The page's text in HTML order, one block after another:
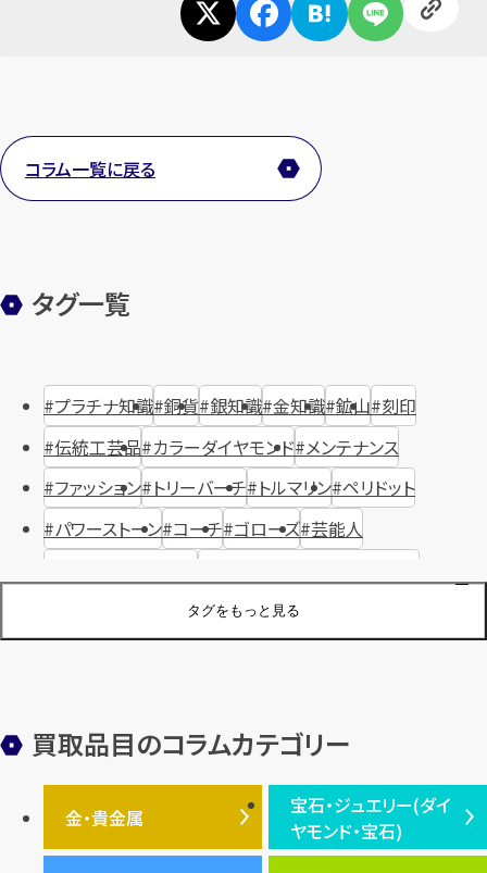
コラム一覧に戻る
タグ一覧
タグをもっと見る
プラチナ知識 銅貨 銀知識 金知識 鉱山 刻印
伝統工芸品 カラーダイヤモンド メンテナンス
ファッション トリーバーチ トルマリン ペリドット
パワーストーン コーチ ゴローズ 芸能人
ジュエリーブランド オーデマピゲ
装飾品 オメガ シュプリーム ウブロ
エルメス ダイヤモンド ルイ・ヴィトン 豆知識 カルティエ
投資 金地金 金価格・相場 グッチ 買取 プラダ
買取品目のコラムカテゴリー
金・貴金属
宝石・ジュエリー(ダイ
ヤモンド・宝石)